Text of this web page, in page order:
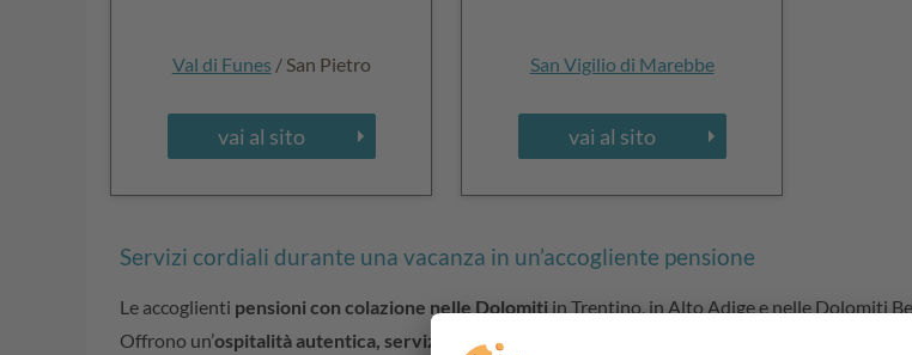
Val di Funes / San Pietro
vai al sito
San Vigilio di Marebbe
vai al sito
Servizi cordiali durante una vacanza in un’accogliente pensione
Le accoglienti pensioni con colazione nelle Dolomiti in Trentino, in Alto Adige e nelle Dolomiti
Offrono un’ospitalità autentica, servizi cordiali e personalizzati
, un’atmosfera rilassata e